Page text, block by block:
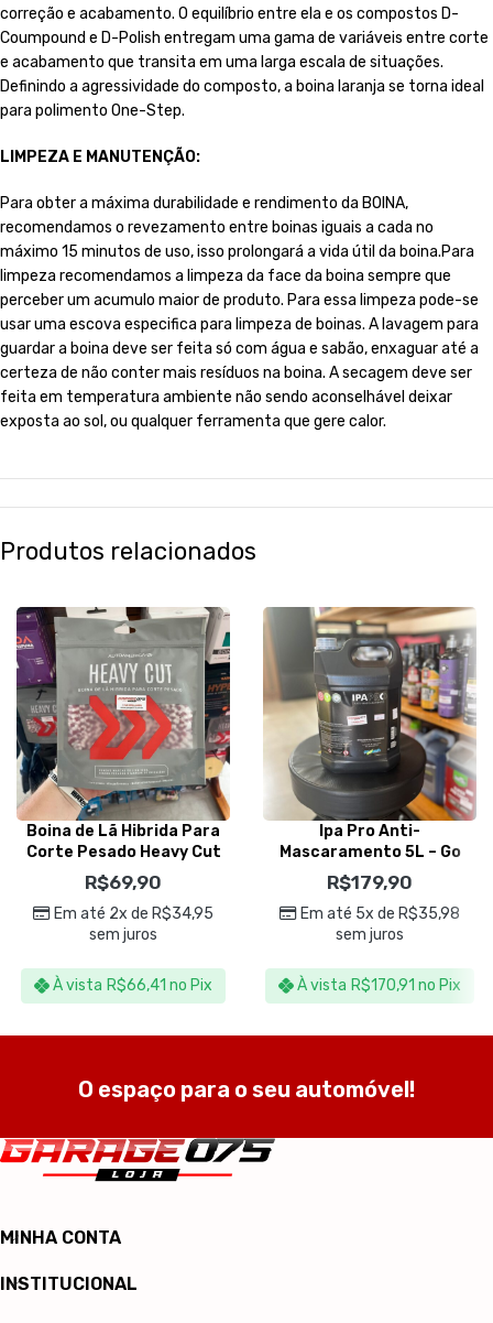
correção e acabamento. O equilíbrio entre ela e os compostos D-
Coumpound e D-Polish entregam uma gama de variáveis entre corte
e acabamento que transita em uma larga escala de situações.
Definindo a agressividade do composto, a boina laranja se torna ideal
para polimento One-Step.
LIMPEZA E MANUTENÇÃO:
Para obter a máxima durabilidade e rendimento da BOINA,
recomendamos o revezamento entre boinas iguais a cada no
máximo 15 minutos de uso, isso prolongará a vida útil da boina.Para
limpeza recomendamos a limpeza da face da boina sempre que
perceber um acumulo maior de produto. Para essa limpeza pode-se
usar uma escova especifica para limpeza de boinas. A lavagem para
guardar a boina deve ser feita só com água e sabão, enxaguar até a
certeza de não conter mais resíduos na boina. A secagem deve ser
feita em temperatura ambiente não sendo aconselhável deixar
exposta ao sol, ou qualquer ferramenta que gere calor.
Produtos relacionados
Boina de Lã Hibrida Para
Corte Pesado Heavy Cut
6” – Auto America
R$69,90
Em até 2x de R$34,95
sem juros
À vista R$66,41 no Pix
Ipa Pro Anti-
Mascaramento 5L – Go
Eco Wash
R$179,90
Em até 5x de R$35,98
sem juros
À vista R$170,91 no Pix
O espaço para o seu automóvel!
MINHA CONTA
INSTITUCIONAL